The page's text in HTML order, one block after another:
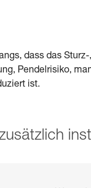
dass das
Pendelrisiko,
ist.